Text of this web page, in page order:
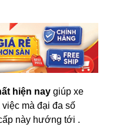
hiện nay giúp xe
mà đại đa số
này hướng tới .